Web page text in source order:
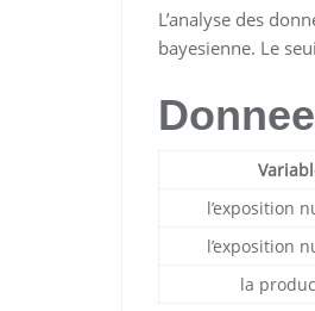
L’analyse des
bayesienne. Le
l’exposition
l’exposition
la